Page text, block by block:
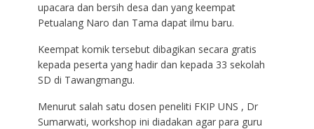
upacara dan bersih desa dan yang keempat
Petualang Naro dan Tama dapat ilmu baru.
Keempat komik tersebut dibagikan secara gratis
kepada peserta yang hadir dan kepada 33 sekolah
SD di Tawangmangu.
Menurut salah satu dosen peneliti FKIP UNS , Dr
Sumarwati, workshop ini diadakan agar para guru